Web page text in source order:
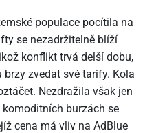
populace pocítila na
se nezadržitelně blíží
konflikt trvá delší dobu,
zvedat své tarify. Kola
Nezdražila však jen
burzách se
cena má vliv na AdBlue